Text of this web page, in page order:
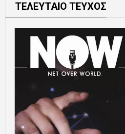
ΤΕΛΕΥΤΑΙΟ ΤΕΥΧΟΣ